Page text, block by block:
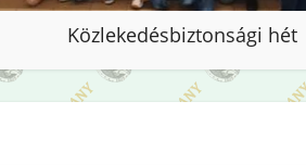
Közlekedésbiztonsági hét